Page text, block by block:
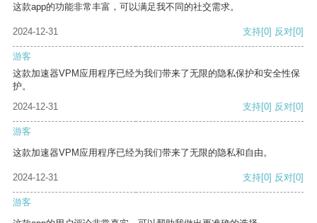
这款app的功能非常丰富，可以满足我不同的社交需求。
2024-12-31 支持[0] 反对[0]
游客
这款加速器VPM应用程序已经为我们带来了无限的隐私保护和安全性保
护。
2024-12-31
支持[0] 反对[0]
游客
这款加速器VPM应用程序已经为我们带来了无限的隐私和自由。
2024-12-31 支持[0] 反对[0]
游客